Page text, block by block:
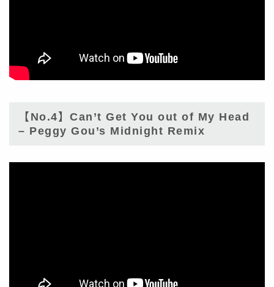
【No.4】Can’t Get You out of My Head
– Peggy Gou’s Midnight Remix